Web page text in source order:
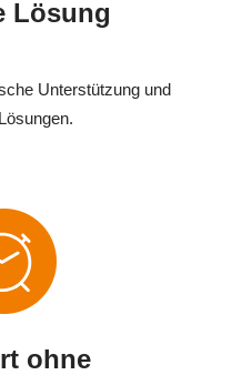
Lösung
Unterstützung und
ohne